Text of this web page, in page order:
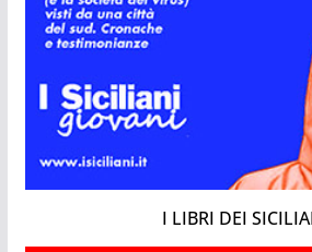
I LIBRI DEI